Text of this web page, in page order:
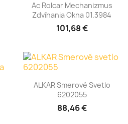
Ac Rolcar Mechanizmus
Zdvíhania Okna 01.3984
101,68 €
ALKAR Smerové Svetlo
6202055
88,46 €